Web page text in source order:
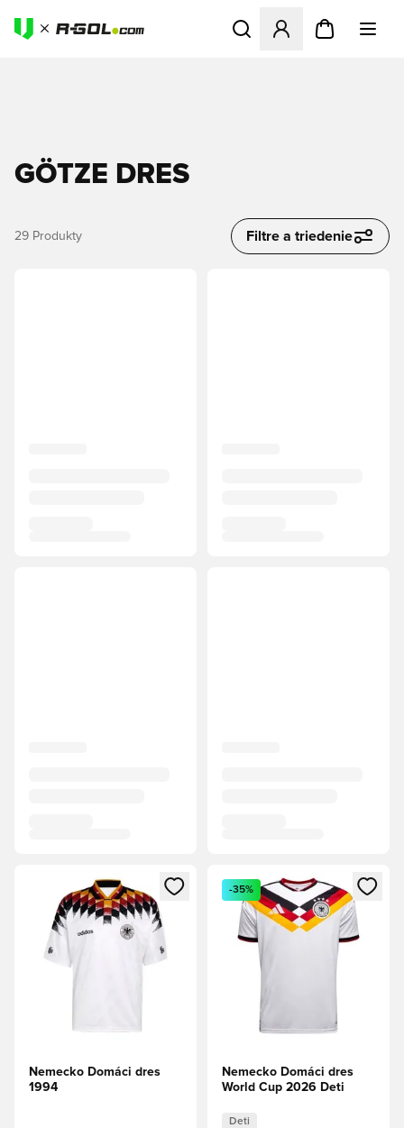
Otvorí modál na
GÖTZE DRES
29 Produkty Filtre a triedenie
Otvorí modál na prihlásenie alebo registráciu ako člen
Nemecko Domáci dres
1994
Otvorí modál na prihlásenie
-35%
Nemecko Domáci dres
World Cup 2026 Deti
Deti